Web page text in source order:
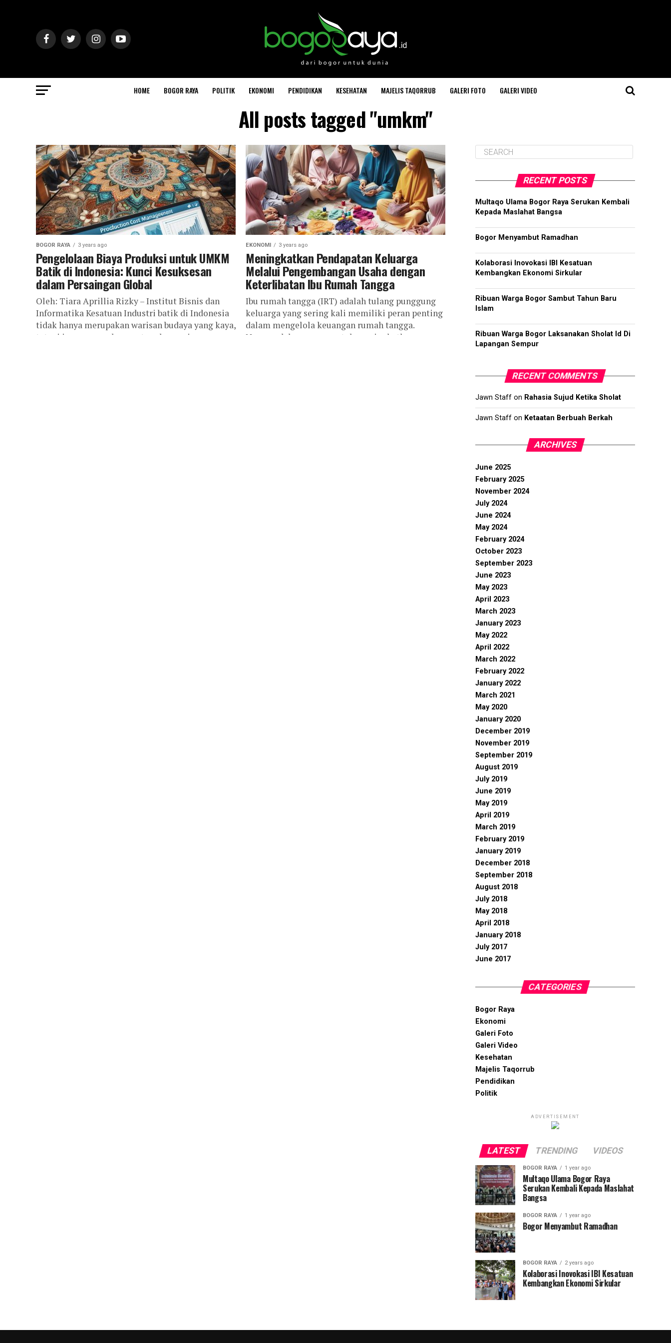
HOME BOGOR RAYA POLITIK EKONOMI PENDIDIKAN KESEHATAN MAJELIS TAQORRUB GALERI FOTO GALERI VIDEO
All posts tagged "umkm"
BOGOR RAYA 3 years ago
Pengelolaan Biaya Produksi untuk UMKM
Batik di Indonesia: Kunci Kesuksesan
dalam Persaingan Global
Oleh: Tiara Aprillia Rizky – Institut Bisnis dan
Informatika Kesatuan Industri batik di Indonesia
tidak hanya merupakan warisan budaya yang kaya,
tetapi juga merupakan motor ekonomi...
EKONOMI 3 years ago
Meningkatkan Pendapatan Keluarga
Melalui Pengembangan Usaha dengan
Keterlibatan Ibu Rumah Tangga
Ibu rumah tangga (IRT) adalah tulang punggung
keluarga yang sering kali memiliki peran penting
dalam mengelola keuangan rumah tangga.
Namun, dalam upaya untuk meningkatkan
RECENT POSTS
Multaqo Ulama Bogor Raya Serukan Kembali
Kepada Maslahat Bangsa
Bogor Menyambut Ramadhan
Kolaborasi Inovokasi IBI Kesatuan
Kembangkan Ekonomi Sirkular
Ribuan Warga Bogor Sambut Tahun Baru
Islam
Ribuan Warga Bogor Laksanakan Sholat Id Di
Lapangan Sempur
RECENT COMMENTS
Jawn Staff on Rahasia Sujud Ketika Sholat
Jawn Staff on Ketaatan Berbuah Berkah
ARCHIVES
June 2025
February 2025
November 2024
July 2024
June 2024
May 2024
February 2024
October 2023
September 2023
June 2023
May 2023
April 2023
March 2023
January 2023
May 2022
April 2022
March 2022
February 2022
January 2022
March 2021
May 2020
January 2020
December 2019
November 2019
September 2019
August 2019
July 2019
June 2019
May 2019
April 2019
March 2019
February 2019
January 2019
December 2018
September 2018
August 2018
July 2018
May 2018
April 2018
January 2018
July 2017
June 2017
CATEGORIES
Bogor Raya
Ekonomi
Galeri Foto
Galeri Video
Kesehatan
Majelis Taqorrub
Pendidikan
Politik
ADVERTISEMENT
LATEST TRENDING VIDEOS
BOGOR RAYA 1 year ago
Multaqo Ulama Bogor Raya
Serukan Kembali Kepada Maslahat
Bangsa
BOGOR RAYA 1 year ago
Bogor Menyambut Ramadhan
BOGOR RAYA 2 years ago
Kolaborasi Inovokasi IBI Kesatuan
Kembangkan Ekonomi Sirkular